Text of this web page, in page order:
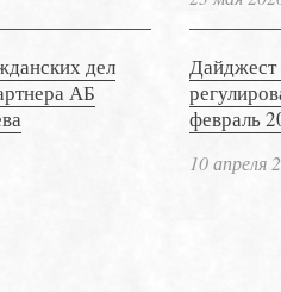
дел
АБ
Дайджест
февраль
10 апреля